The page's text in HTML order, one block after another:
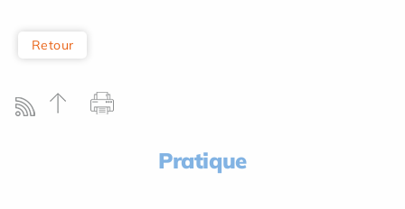
Retour
Pratique